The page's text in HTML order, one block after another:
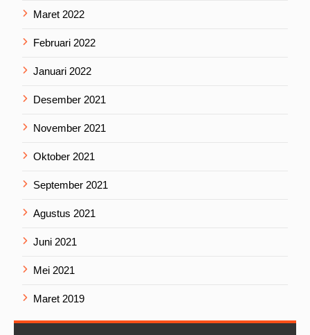
Maret 2022
Februari 2022
Januari 2022
Desember 2021
November 2021
Oktober 2021
September 2021
Agustus 2021
Juni 2021
Mei 2021
Maret 2019